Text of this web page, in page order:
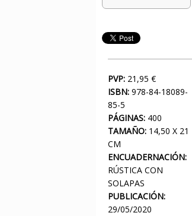
PVP: 21,95 €
ISBN: 978-84-18089-
85-5
PÁGINAS: 400
TAMAÑO: 14,50 X 21
CM
ENCUADERNACIÓN:
RÚSTICA CON
SOLAPAS
PUBLICACIÓN:
29/05/2020